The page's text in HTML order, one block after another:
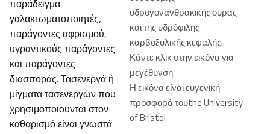
υδρογονανθρακικής ουράς
και της υδρόφιλης
καρβοξυλικής κεφαλής.
Κάντε κλικ στην εικόνα για
μεγέθυνση.
Η εικόνα είναι ευγενική
προσφορά τουthe University
of Bristol
παράδειγμα
γαλακτωματοποιητές,
παράγοντες αφρισμού,
υγραντικούς παράγοντες
και παράγοντες
διασποράς. Τασενεργά ή
μίγματα τασενεργών που
χρησιμοποιούνται στον
καθαρισμό είναι γνωστά